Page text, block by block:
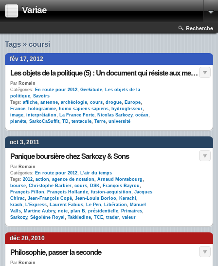
Variae
Recherche
Tags » coursi
fév 17, 2012
Les objets de la politique (5) : Un document qui résiste aux meilleurs spécialistes #SarkoCaSuffit
Par Romain
Catégories: En route pour 2012, Geekitude, Les objets de la
politique, Savoirs
Tags: affiche, antenne, archéologie, cours, drogue, Europe,
France, hologramme, homo sapiens sapiens, hydroglisseur,
image, interprétation, La France Forte, Nicolas Sarkozy, océan,
planète, SarkoCaSuffit, TD, tentacule, Terre, université
oct 3, 2011
Panique boursière chez Sarkozy & Sons
Par Romain
Catégories: En route pour 2012, L'air du temps
Tags: 2012, action, agence de notation, Arnaud Montebourg,
bourse, Christophe Barbier, cours, DSK, François Bayrou,
François Fillon, François Hollande, fusion-acquisition, Jacques
Chirac, Jean-François Copé, Jean-Louis Borloo, Karachi,
krach, L'Express, Laurent Fabius, Le Pen, Libération, Manuel
Valls, Martine Aubry, note, plan B, présidentielle, Primaires,
Sarkozy, Ségolène Royal , Takkiedine, TCE, trader, valeur
déc 20, 2010
Philosophie, passer la seconde
Par Romain